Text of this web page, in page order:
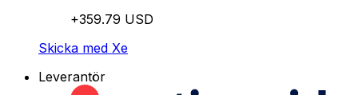
+359.79 USD
Skicka med Xe
Leverantör